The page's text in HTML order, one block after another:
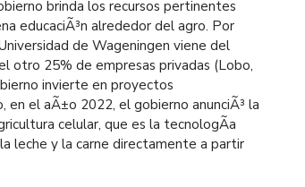
brinda los recursos pertinentes
educaciÃ³n alrededor del agro. Por
de Wageningen viene del
otro 25% de empresas privadas (Lobo,
invierte en proyectos
el aÃ±o 2022, el gobierno anunciÃ³ la
celular, que es la tecnologÃ­a
leche y la carne directamente a partir